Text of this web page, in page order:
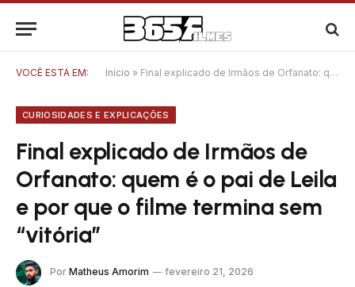
VOCÊ ESTÁ EM: Início » Final explicado de Irmãos de Orfanato: quem é o pai de Leila e por que o filme termina sem “vitória”
CURIOSIDADES E EXPLICAÇÕES
Final explicado de Irmãos de
Orfanato: quem é o pai de Leila
e por que o filme termina sem
“vitória”
Por Matheus Amorim
fevereiro 21, 2026